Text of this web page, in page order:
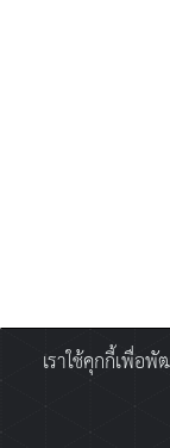
เราใช้คุกกี้เพื่อ